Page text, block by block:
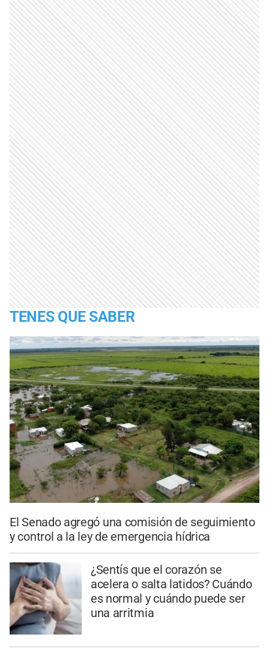
TENES QUE SABER
El Senado agregó una comisión de seguimiento
y control a la ley de emergencia hídrica
¿Sentís que el corazón se
acelera o salta latidos? Cuándo
es normal y cuándo puede ser
una arritmia